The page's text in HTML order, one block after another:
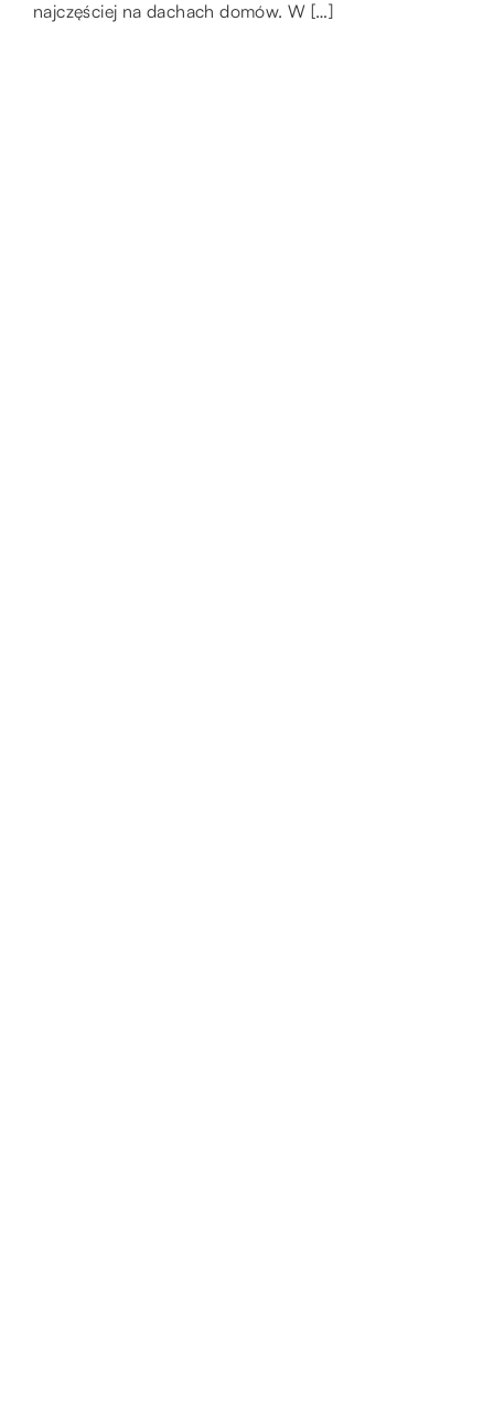
wszystkim oczekiwaniem […]
najczęściej na dachach domów. W […]
zaczynają odmawiać […]